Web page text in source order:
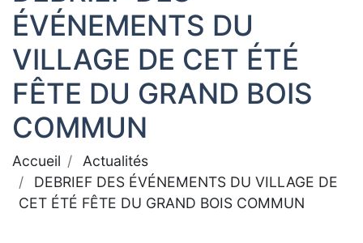
ÉVÉNEMENTS DU
VILLAGE DE CET ÉTÉ
FÊTE DU GRAND BOIS
COMMUN
Accueil
Actualités
DEBRIEF DES ÉVÉNEMENTS DU VILLAGE DE
CET ÉTÉ FÊTE DU GRAND BOIS COMMUN